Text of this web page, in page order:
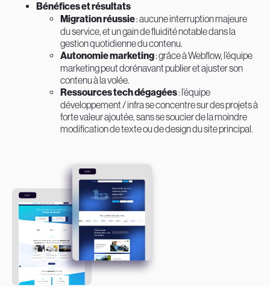
Bénéfices et résultats
Migration réussie: aucune interruption majeure
du service, et un gain de fluidité notable dans la
gestion quotidienne du contenu.
Autonomie marketing: grâce à Webflow, l’équipe
marketing peut dorénavant publier et ajuster son
contenu à la volée.
Ressources tech dégagées: l’équipe
développement / infra se concentre sur des projets à
forte valeur ajoutée, sans se soucier de la moindre
modification de texte ou de design du site principal.